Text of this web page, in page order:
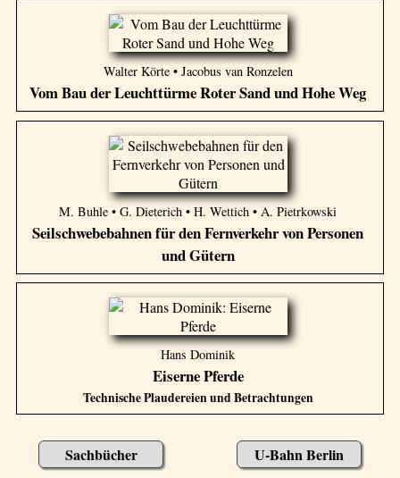
Walter Körte • Jacobus van Ronzelen
Vom Bau der Leuchttürme Roter Sand und Hohe Weg
M. Buhle • G. Dieterich • H. Wettich • A. Pietrkowski
Seilschwebebahnen für den Fernverkehr von Personen
und Gütern
Hans Dominik
Eiserne Pferde
Technische Plaudereien und Betrachtungen
Sachbücher U-Bahn Berlin